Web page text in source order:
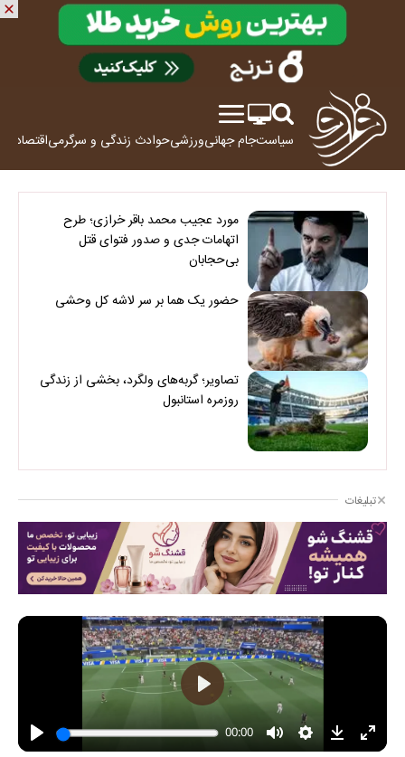
سیاستجام جهانیورزشیحوادث زندگی و سرگرمیاقتصاد
مورد عجیب محمد باقر خرازی؛ طرح
اتهامات جدی و صدور فتوای قتل
بی‌حجابان
حضور یک هما بر سر لاشه‌ کل وحشی
تصاویر؛ گربه‌های ولگرد، بخشی از زندگی
روزمره استانبول
تبلیغات